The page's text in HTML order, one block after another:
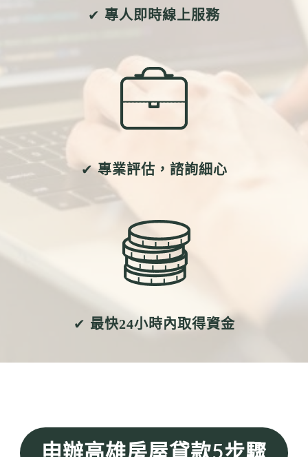
✔ 專人即時線上服務
✔專業評估，諮詢細心
✔ 最快24小時內取得資金
申辦高雄房屋貸款5步驟